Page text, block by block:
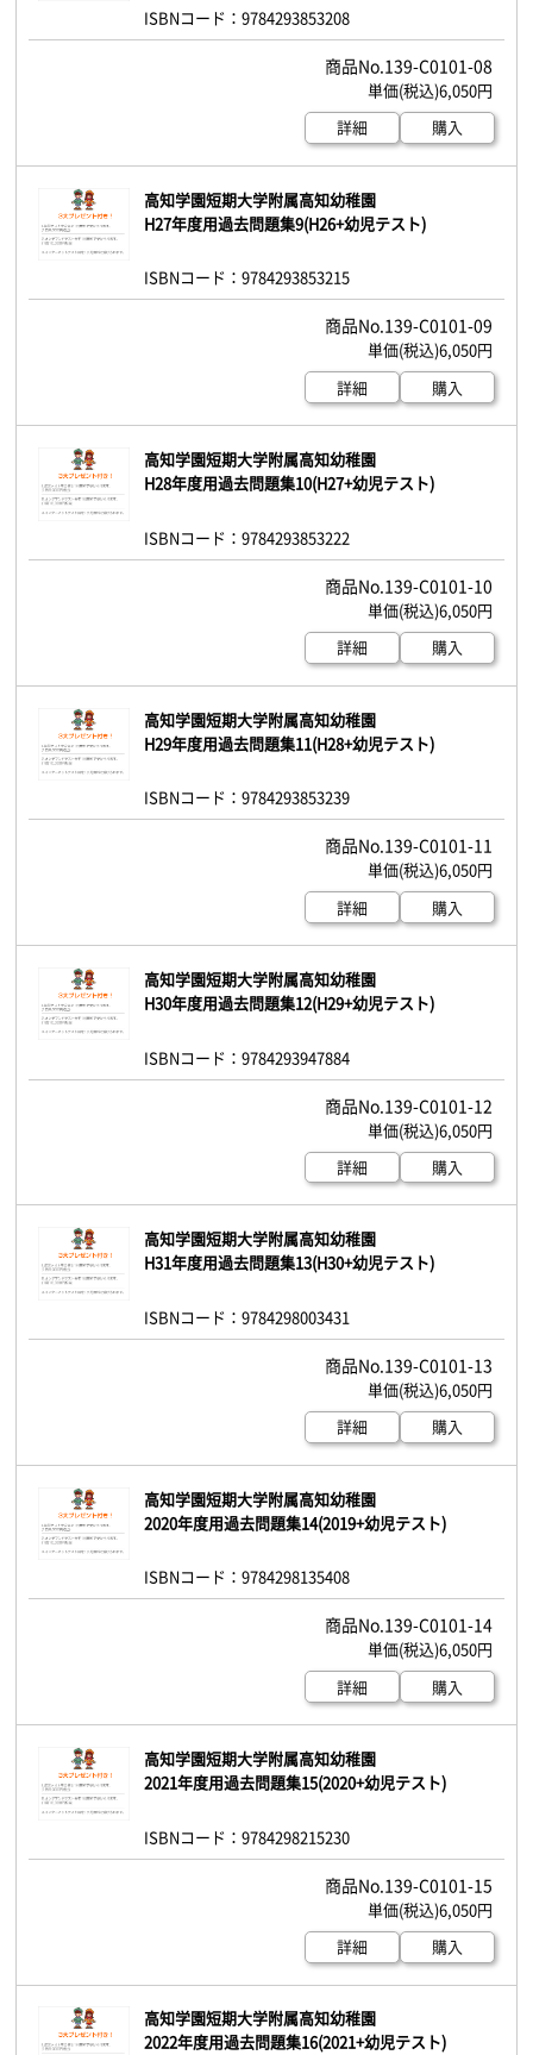
ISBNコード：9784293853208
139-C0101-08
6,050円
詳細
購入
高知学園短期大学附属高知幼稚園
H27年度用過去問題集9(H26+幼児テスト)
ISBNコード：9784293853215
139-C0101-09
6,050円
詳細
購入
高知学園短期大学附属高知幼稚園
H28年度用過去問題集10(H27+幼児テスト)
ISBNコード：9784293853222
139-C0101-10
6,050円
詳細
購入
高知学園短期大学附属高知幼稚園
H29年度用過去問題集11(H28+幼児テスト)
ISBNコード：9784293853239
139-C0101-11
6,050円
詳細
購入
高知学園短期大学附属高知幼稚園
H30年度用過去問題集12(H29+幼児テスト)
ISBNコード：9784293947884
139-C0101-12
6,050円
詳細
購入
高知学園短期大学附属高知幼稚園
H31年度用過去問題集13(H30+幼児テスト)
ISBNコード：9784298003431
139-C0101-13
6,050円
詳細
購入
高知学園短期大学附属高知幼稚園
2020年度用過去問題集14(2019+幼児テスト)
ISBNコード：9784298135408
139-C0101-14
6,050円
詳細
購入
高知学園短期大学附属高知幼稚園
2021年度用過去問題集15(2020+幼児テスト)
ISBNコード：9784298215230
139-C0101-15
6,050円
詳細
購入
高知学園短期大学附属高知幼稚園
2022年度用過去問題集16(2021+幼児テスト)